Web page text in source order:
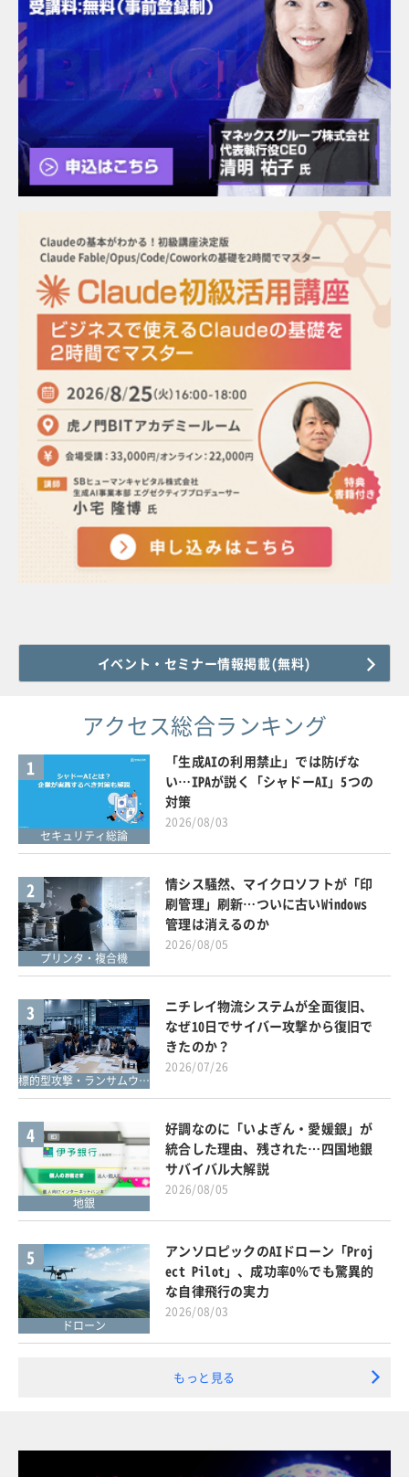
イベント・セミナー情報掲載(無料)
アクセス総合ランキング
1
セキュリティ総論
「生成AIの利用禁止」では防げな
い…IPAが説く「シャドーAI」5つの
対策
2026/08/03
2
プリンタ・複合機
情シス騒然、マイクロソフトが「印
刷管理」刷新…ついに古いWindows
管理は消えるのか
2026/08/05
3
標的型攻撃・ランサムウェア対策
ニチレイ物流システムが全面復旧、
なぜ10日でサイバー攻撃から復旧で
きたのか？
2026/07/26
4
地銀
好調なのに「いよぎん・愛媛銀」が
統合した理由、残された…四国地銀
サバイバル大解説
2026/08/05
5
ドローン
アンソロピックのAIドローン「Proj
ect Pilot」、成功率0％でも驚異的
な自律飛行の実力
2026/08/03
もっと見る